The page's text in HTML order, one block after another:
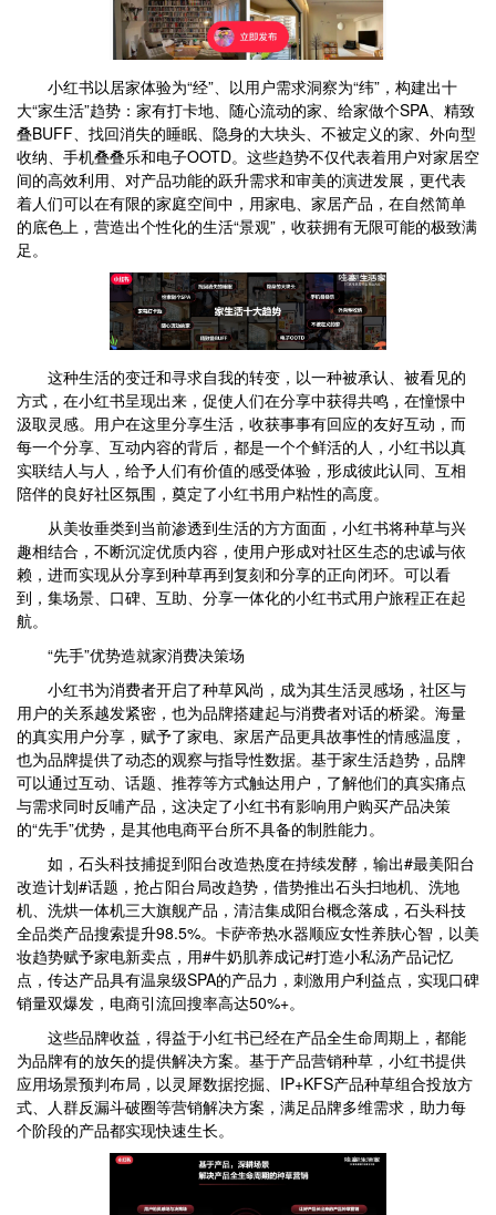
小红书以居家体验为“经”、以用户需求洞察为“纬”，构建出十
大“家生活”趋势：家有打卡地、随心流动的家、给家做个SPA、精致
叠BUFF、找回消失的睡眠、隐身的大块头、不被定义的家、外向型
收纳、手机叠叠乐和电子OOTD。这些趋势不仅代表着用户对家居空
间的高效利用、对产品功能的跃升需求和审美的演进发展，更代表
着人们可以在有限的家庭空间中，用家电、家居产品，在自然简单
的底色上，营造出个性化的生活“景观”，收获拥有无限可能的极致满
足。
这种生活的变迁和寻求自我的转变，以一种被承认、被看见的
方式，在小红书呈现出来，促使人们在分享中获得共鸣，在憧憬中
汲取灵感。用户在这里分享生活，收获事事有回应的友好互动，而
每一个分享、互动内容的背后，都是一个个鲜活的人，小红书以真
实联结人与人，给予人们有价值的感受体验，形成彼此认同、互相
陪伴的良好社区氛围，奠定了小红书用户粘性的高度。
从美妆垂类到当前渗透到生活的方方面面，小红书将种草与兴
趣相结合，不断沉淀优质内容，使用户形成对社区生态的忠诚与依
赖，进而实现从分享到种草再到复刻和分享的正向闭环。可以看
到，集场景、口碑、互助、分享一体化的小红书式用户旅程正在起
航。
“先手”优势造就家消费决策场
小红书为消费者开启了种草风尚，成为其生活灵感场，社区与
用户的关系越发紧密，也为品牌搭建起与消费者对话的桥梁。海量
的真实用户分享，赋予了家电、家居产品更具故事性的情感温度，
也为品牌提供了动态的观察与指导性数据。基于家生活趋势，品牌
可以通过互动、话题、推荐等方式触达用户，了解他们的真实痛点
与需求同时反哺产品，这决定了小红书有影响用户购买产品决策
的“先手”优势，是其他电商平台所不具备的制胜能力。
如，石头科技捕捉到阳台改造热度在持续发酵，输出#最美阳台
改造计划#话题，抢占阳台局改趋势，借势推出石头扫地机、洗地
机、洗烘一体机三大旗舰产品，清洁集成阳台概念落成，石头科技
全品类产品搜索提升98.5%。卡萨帝热水器顺应女性养肤心智，以美
妆趋势赋予家电新卖点，用#牛奶肌养成记#打造小私汤产品记忆
点，传达产品具有温泉级SPA的产品力，刺激用户利益点，实现口碑
销量双爆发，电商引流回搜率高达50%+。
这些品牌收益，得益于小红书已经在产品全生命周期上，都能
为品牌有的放矢的提供解决方案。基于产品营销种草，小红书提供
应用场景预判布局，以灵犀数据挖掘、IP+KFS产品种草组合投放方
式、人群反漏斗破圈等营销解决方案，满足品牌多维需求，助力每
个阶段的产品都实现快速生长。